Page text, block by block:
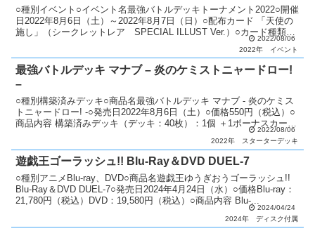
○種別イベント○イベント名最強バトルデッキトーナメント2022○開催
日2022年8月6日（土）～2022年8月7日（日）○配布カード 「天使の
施し」（シークレットレア SPECIAL ILLUST Ver.）○カード種類全
2022/08/06
2022年
イベント
最強バトルデッキ マナブ – 炎のケミストニャードロー!
–
○種別構築済みデッキ○商品名最強バトルデッキ マナブ - 炎のケミス
トニャードロー! -○発売日2022年8月6日（土）○価格550円（税込）○
商品内容 構築済みデッキ（デッキ：40枚）：1個 ＋1ボーナスカー
2022/08/06
2022年
スターターデッキ
遊戯王ゴーラッシュ!! Blu-Ray＆DVD DUEL-7
○種別アニメBlu-ray、DVD○商品名遊戯王ゆうぎおうゴーラッシュ!!
Blu-Ray＆DVD DUEL-7○発売日2024年4月24日（水）○価格Blu-ray：
21,780円（税込）DVD：19,580円（税込）○商品内容 Blu-...
2024/04/24
2024年
ディスク付属